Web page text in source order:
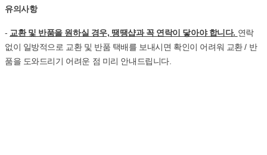
유의사항
- 교환 및 반품을 원하실 경우, 땡땡샵과 꼭 연락이 닿아야 합니다. 연락
없이 일방적으로 교환 및 반품 택배를 보내시면 확인이 어려워 교환 / 반
품을 도와드리기 어려운 점 미리 안내드립니다.